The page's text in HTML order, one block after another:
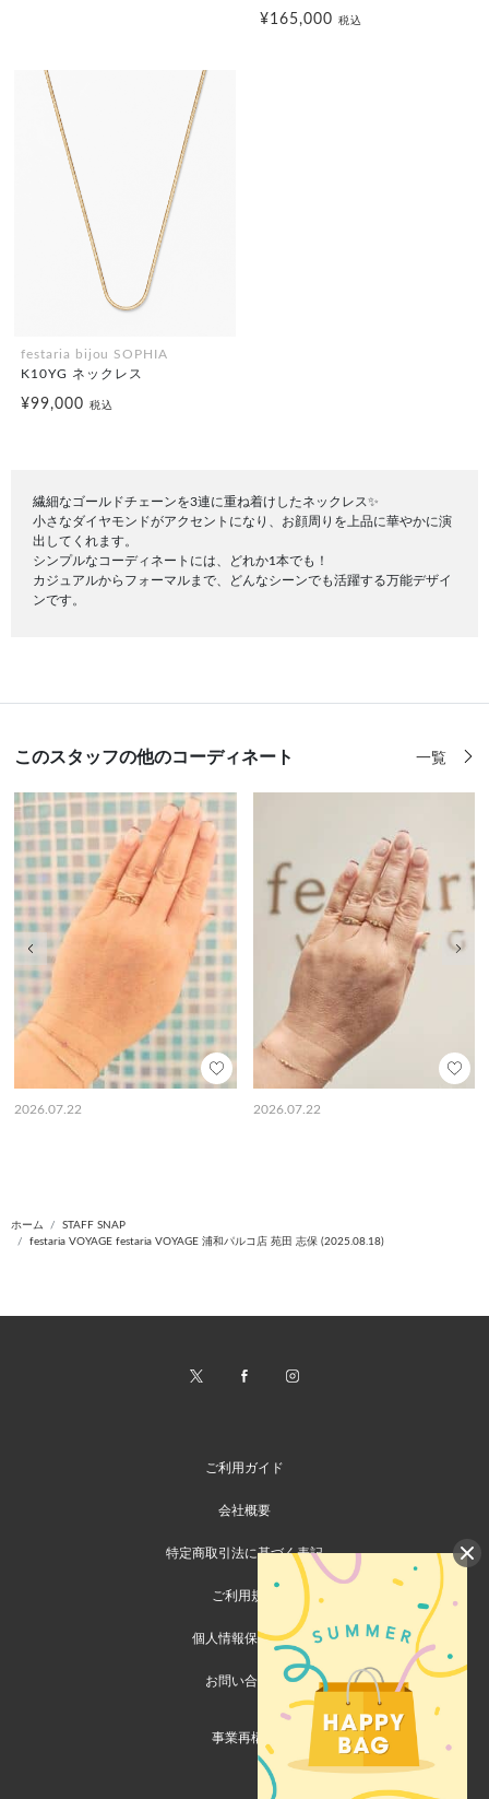
¥165,000 税込
festaria bijou SOPHIA
K10YG ネックレス
¥99,000 税込
繊細なゴールドチェーンを3連に重ね着けしたネックレス✨
小さなダイヤモンドがアクセントになり、お顔周りを上品に華やかに演
出してくれます。
シンプルなコーディネートには、どれか1本でも！
カジュアルからフォーマルまで、どんなシーンでも活躍する万能デザイ
ンです。
このスタッフの他のコーディネート 一覧
2026.07.22 2026.07.22
前の画像 次の
ホーム
STAFF SNAP
festaria VOYAGE festaria VOYAGE 浦和パルコ店 苑田 志保 (2025.08.18)
ご利用ガイド
会社概要
特定商取引法に基づく表記
ご利用規約
個人情報保護方針
お問い合わせ
事業再構築